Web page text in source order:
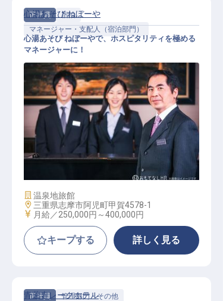
正社員
宿泊
マネージャー・支配人（宿泊部門）
マネージャー・支配人（宿泊部門）
心湯あそび ねぼーや
心湯あそび ねぼーやで、ホスピタリティを極める
マネージャーに！
施設業態
温泉地旅館
勤務地
三重県志摩市阿児町甲賀4578-1
給与
月給／250,000円～400,000円
キープする 詳しく見る
正社員
管理部門・その他
青蓮寺レークホテル